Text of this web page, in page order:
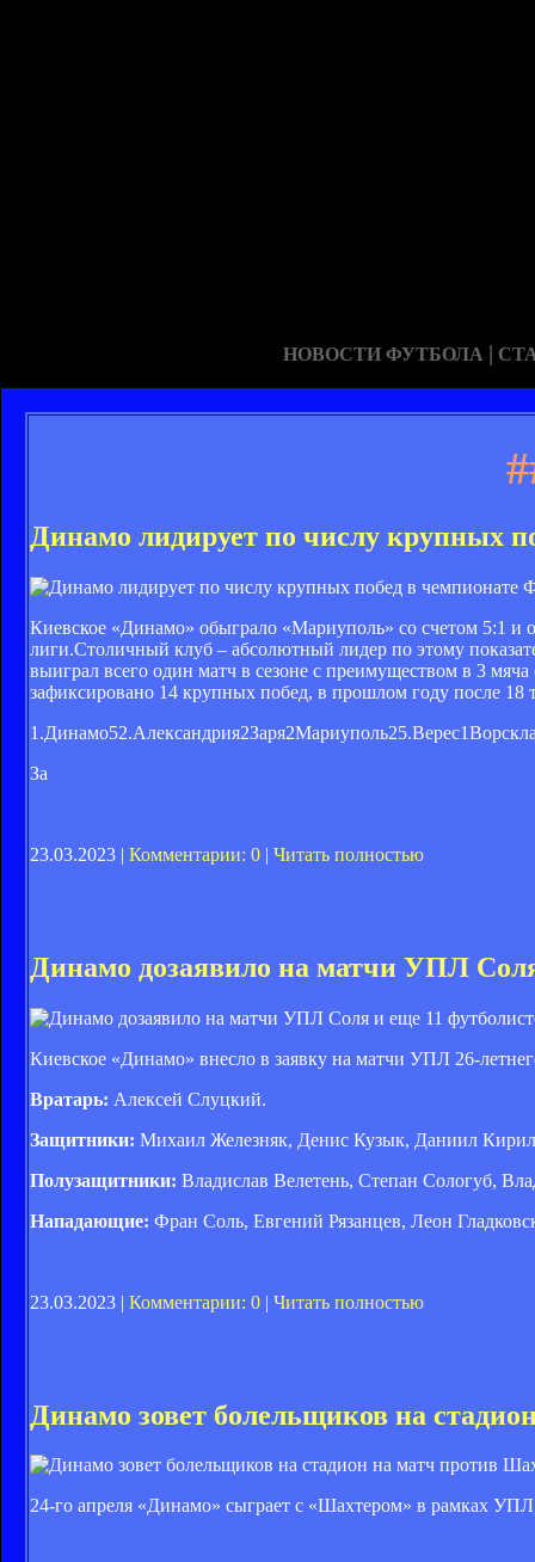
НОВОСТИ ФУТБОЛА |
Динамо лидирует по числу крупных
Киевское «Динамо» обыграло «Мариуполь» со счетом 5:1
лиги.Столичный клуб – абсолютный лидер по этому
выиграл всего один матч в сезоне с преимуществом в 3
зафиксировано 14 крупных побед, в прошлом году после 18
1.Динамо52.Александрия2Заря2Мариуполь25.Верес1
За
23.03.2023 | Комментарии: 0 | Читать полностью
Динамо дозаявило на матчи УПЛ
Киевское «Динамо» внесло в заявку на матчи УПЛ 26-
Вратарь: Алексей Слуцкий.
Защитники: Михаил Железняк, Денис Кузык, Даниил
Полузащитники: Владислав Велетень, Степан Сологуб,
Нападающие: Фран Соль, Евгений Рязанцев, Леон
23.03.2023 | Комментарии: 0 | Читать полностью
Динамо зовет болельщиков на
24-го апреля «Динамо» сыграет с «Шахтером» в рамках